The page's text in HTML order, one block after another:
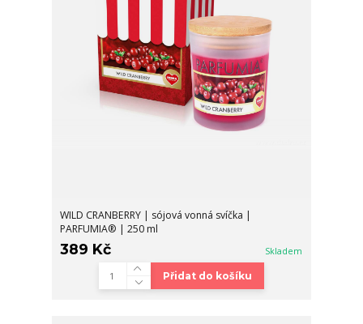
WILD CRANBERRY | sójová vonná svíčka |
PARFUMIA® | 250 ml
389 Kč Skladem
Přidat do košíku